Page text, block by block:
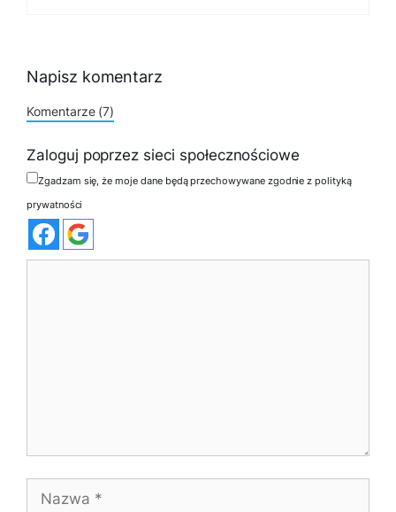
Napisz komentarz
Komentarze (7)
Zaloguj poprzez sieci społecznościowe
Zgadzam się, że moje dane będą przechowywane zgodnie z polityką
prywatności
Nazwa